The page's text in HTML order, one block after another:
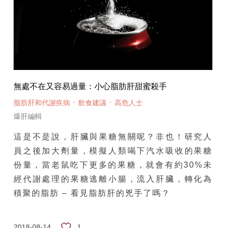
無處不在又容易過量：小心脂肪肝甜蜜殺手
脂肪肝和代謝疾病 · 飲食建議· 高危人士
爆肝編輯
這是不是說，肝臟與果糖無關呢？非也！研究人
員之後加大劑量，模擬人類喝下汽水吸收的果糖
份量，當老鼠吃下更多的果糖，就會有約30%未
經代謝處理的果糖逃離小腸，流入肝臟，轉化為
積聚的脂肪 – 看見脂肪肝的兇手了嗎？